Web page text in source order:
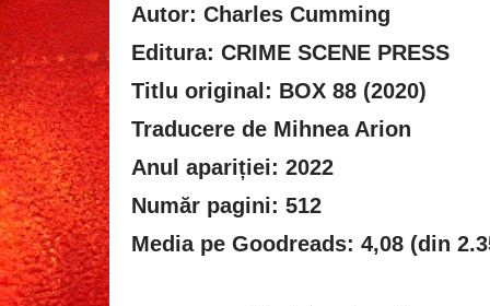
Autor: Charles Cumming
Editura: CRIME SCENE PRESS
Titlu original: BOX 88 (2020)
Traducere de Mihnea Arion
Anul apariției: 2022
Număr pagini: 512
Media pe Goodreads: 4,08 (din